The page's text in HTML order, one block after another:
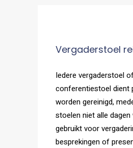
Vergaderstoel
Iedere vergaderstoel
conferentiestoel dient
worden gereinigd,
stoelen niet alle
gebruikt voor
besprekingen of